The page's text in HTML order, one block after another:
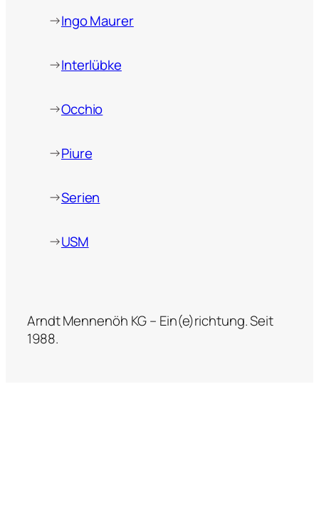
→Ingo Maurer
→Interlübke
→Occhio
→Piure
→Serien
→USM
Arndt Mennenöh KG – Ein(e)richtung. Seit
1988.